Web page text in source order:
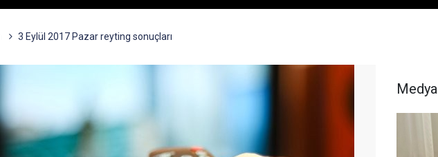
3 Eylül 2017 Pazar reyting sonuçları
Medya